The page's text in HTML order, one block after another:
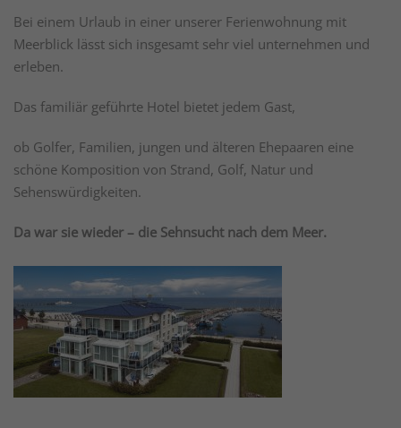
Bei einem Urlaub in einer unserer Ferienwohnung mit
Meerblick lässt sich insgesamt sehr viel unternehmen und
erleben.
Das familiär geführte Hotel bietet jedem Gast,
ob Golfer, Familien, jungen und älteren Ehepaaren eine
schöne Komposition von Strand, Golf, Natur und
Sehenswürdigkeiten.
Da war sie wieder – die Sehnsucht nach dem Meer.